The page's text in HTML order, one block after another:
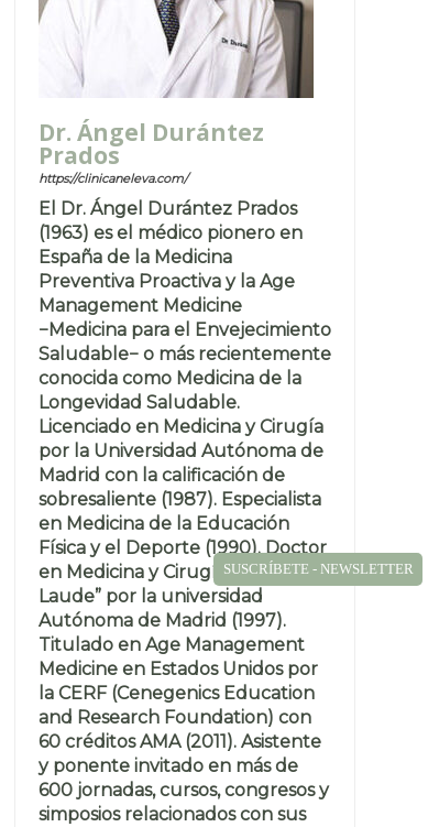
Dr. Ángel Durántez
Prados
https://clinicaneleva.com/
El Dr. Ángel Durántez Prados
(1963) es el médico pionero en
España de la Medicina
Preventiva Proactiva y la Age
Management Medicine
−Medicina para el Envejecimiento
Saludable− o más recientemente
conocida como Medicina de la
Longevidad Saludable.
Licenciado en Medicina y Cirugía
por la Universidad Autónoma de
Madrid con la calificación de
sobresaliente (1987). Especialista
en Medicina de la Educación
Física y el Deporte (1990). Doctor
en Medicina y Cirugía “Cum
Laude” por la universidad
Autónoma de Madrid (1997).
Titulado en Age Management
Medicine en Estados Unidos por
la CERF (Cenegenics Education
and Research Foundation) con
60 créditos AMA (2011). Asistente
y ponente invitado en más de
600 jornadas, cursos, congresos y
simposios relacionados con sus
SUSCRÍBETE - NEWSLETTER